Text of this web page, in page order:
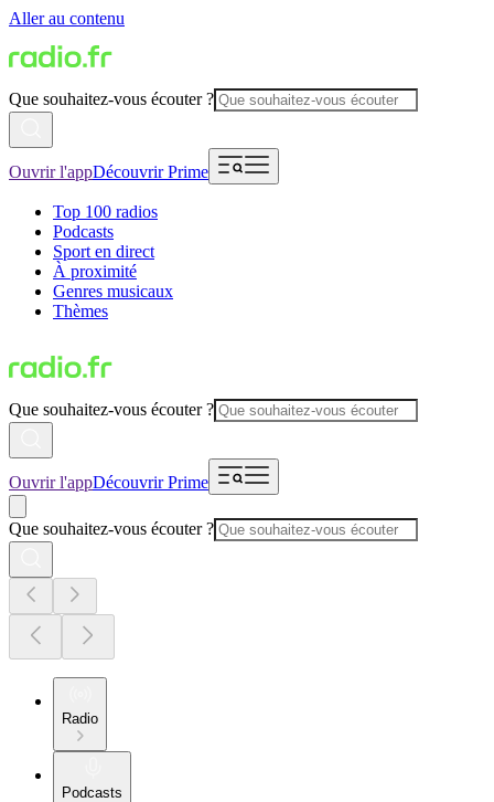
Aller au contenu
Que souhaitez-vous écouter ?
Ouvrir l'appDécouvrir Prime
Top 100 radios
Podcasts
Sport en direct
À proximité
Genres musicaux
Thèmes
Que souhaitez-vous écouter ?
Ouvrir l'appDécouvrir Prime
Que souhaitez-vous écouter ?
Radio
Podcasts